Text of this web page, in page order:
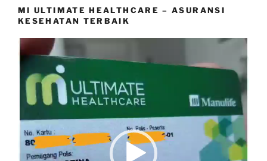
MI ULTIMATE HEALTHCARE – ASURANSI
KESEHATAN TERBAIK
Video
Player